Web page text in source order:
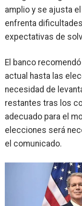
amplio y se ajusta
enfrenta
expectativas de
El banco
actual hasta las
necesidad de
restantes tras los
adecuado para el
elecciones será
el comunicado.